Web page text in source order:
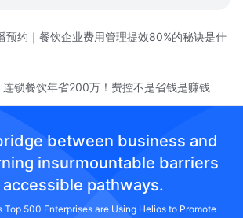
预约｜餐饮企业费用管理提效80%的秘诀是什
连锁餐饮年省200万！费控不是省钱是赚钱
between business and
insurmountable barriers
pathways.
Top 500 Enterprises are Using Helios to Promote